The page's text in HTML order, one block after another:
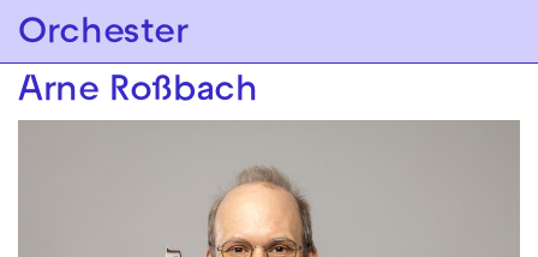
Zur Hauptnavigation springen
Zum Hauptinhalt springen
Orchester
Arne Roßbach